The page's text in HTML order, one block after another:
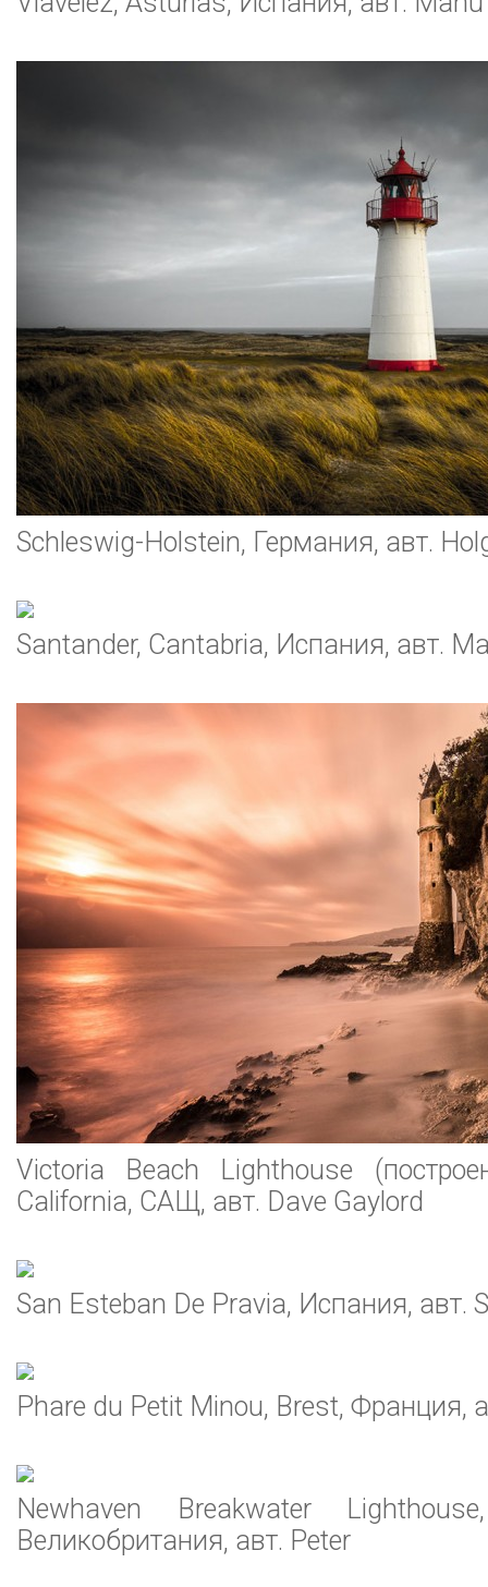
Schleswig-Holstein, Германия, авт.
Santander, Cantabria, Испания, авт.
Victoria Beach Lighthouse
California, САЩ, авт. Dave Gaylord
San Esteban De Pravia, Испания, авт.
Phare du Petit Minou, Brest, Франция,
Newhaven Breakwater
Великобритания, авт. Peter